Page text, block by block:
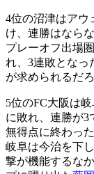
4位の沼津はアウ
け、連勝はなら
プレーオフ出場
れ、3連敗となっ
が求められるだろ
5位のFC大阪は
に敗れ、連勝が3
無得点に終わっ
岐阜は今治を下
撃が機能するな